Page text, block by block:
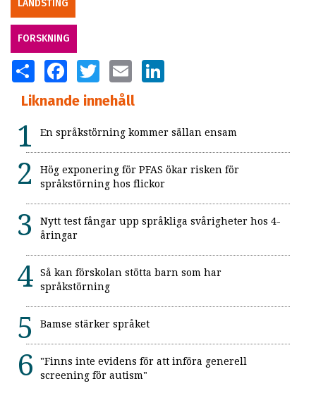
LANDSTING
FORSKNING
SHARE FACEBOOKTWITTER EMAIL
Liknande innehåll
En språkstörning kommer sällan ensam
Hög exponering för PFAS ökar risken för
språkstörning hos flickor
Nytt test fångar upp språkliga svårigheter hos 4-
åringar
Så kan förskolan stötta barn som har
språkstörning
Bamse stärker språket
"Finns inte evidens för att införa generell
screening för autism"